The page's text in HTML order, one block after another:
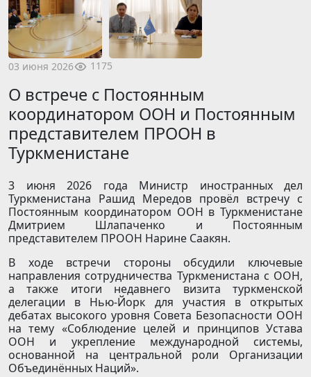
03 июня 2026 1175
О встрече с Постоянным
координатором ООН и Постоянным
представителем ПРООН в
Туркменистане
3 июня 2026 года Министр иностранных дел
Туркменистана Рашид Мередов провёл встречу с
Постоянным координатором ООН в Туркменистане
Дмитрием Шлапаченко и Постоянным
представителем ПРООН Нарине Саакян.
В ходе встречи стороны обсудили ключевые
направления сотрудничества Туркменистана с ООН,
а также итоги недавнего визита туркменской
делегации в Нью-Йорк для участия в открытых
дебатах высокого уровня Совета Безопасности ООН
на тему «Соблюдение целей и принципов Устава
ООН и укрепление международной системы,
основанной на центральной роли Организации
Объединённых Наций».